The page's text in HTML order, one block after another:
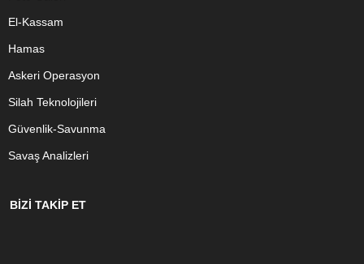
El-Kassam
Hamas
Askeri Operasyon
Silah Teknolojileri
Güvenlik-Savunma
Savaş Analizleri
BİZİ TAKİP ET